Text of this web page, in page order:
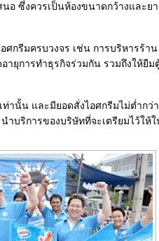
ซึ่งควรเป็นห้องขนาดกว้างและย
กรีมครบวงจร เช่น การบริหารร้า
ยุการทำธุรกิจร่วมกัน รวมถึงให้ยื
านั้น และมียอดสั่งไอศกรีมไม่ต่ำกว่
บริการของบริษัทที่จะเตรียมไว้ให้